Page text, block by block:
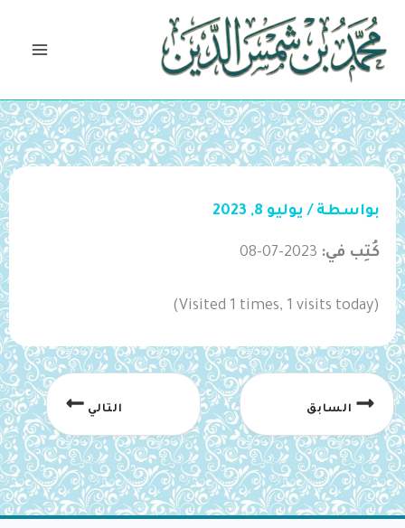
تخطي
المحتوى
بواسطة / يوليو 8, 2023
كُتِب في: 2023-07-08
(Visited 1 times, 1 visits today)
السابق التالي